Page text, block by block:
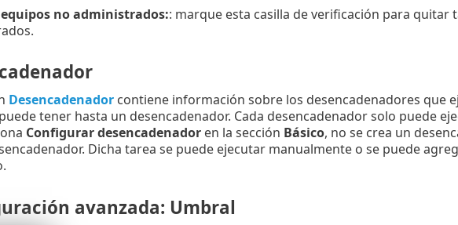
no administrados:: marque esta casilla de verificación para quitar
Desencadenadorcontiene información sobre los desencadenadores que
tener hasta un desencadenador. Cada desencadenador solo puede
Configurar desencadenadoren la sección Básico, no se crea un
Dicha tarea se puede ejecutar manualmente o se puede
avanzada: Umbral